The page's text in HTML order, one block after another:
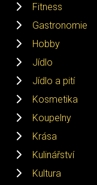
Fitness
Gastronomie
Hobby
Jídlo
Jídlo a pití
Kosmetika
Koupelny
Krása
Kulinářství
Kultura